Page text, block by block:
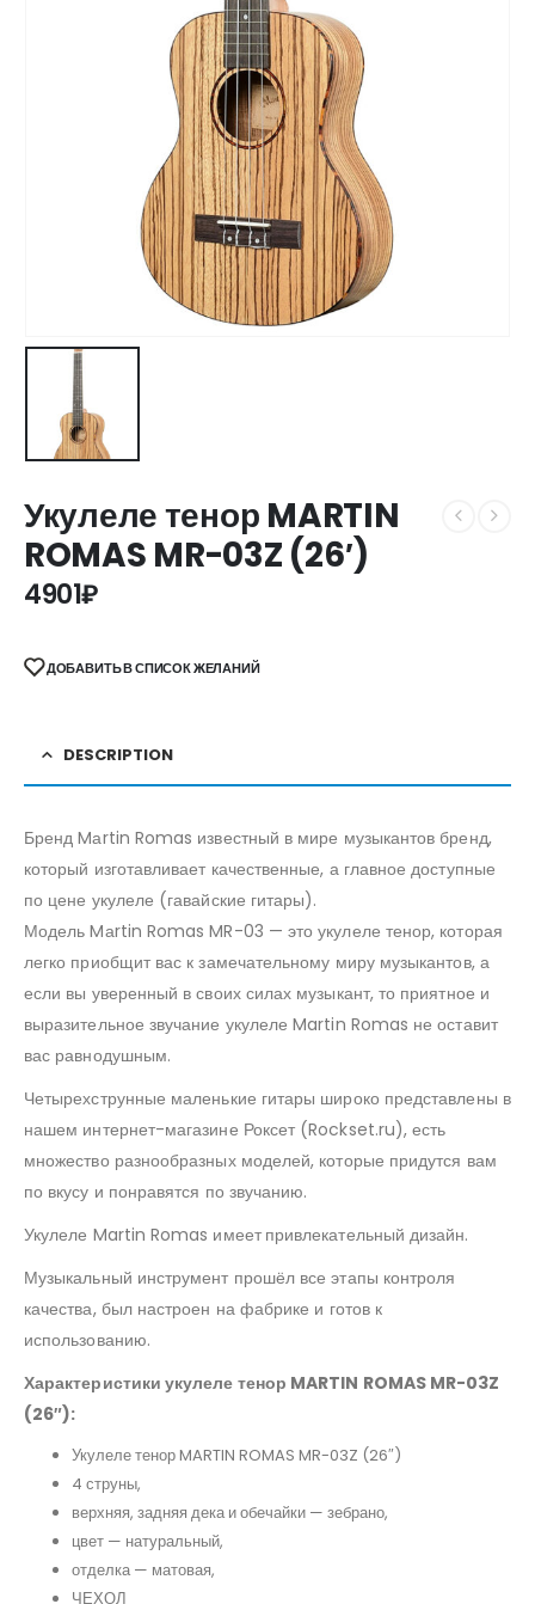
Укулеле тенор MARTIN
ROMAS MR-03Z (26′)
4901₽
ДОБАВИТЬ В СПИСОК ЖЕЛАНИЙ
DESCRIPTION
Бренд Mаrtin Romas известный в мире музыкантов бренд,
который изготавливает качественные, а главное доступные
по цене укулеле (гавайские гитары).
Модель Mаrtin Romas MR-03 — это укулеле тенор, которая
легко приобщит вас к замечательному миру музыкантов, а
если вы уверенный в своих силах музыкант, то приятное и
выразительное звучание укулеле Martin Romas не оставит
вас равнодушным.
Четырехструнные маленькие гитары широко представлены в
нашем интернет-магазине Роксет (Rockset.ru), есть
множество разнообразных моделей, которые придутся вам
по вкусу и понравятся по звучанию.
Укулеле Martin Romas имеет привлекательный дизайн.
Музыкальный инструмент прошёл все этапы контроля
качества, был настроен на фабрике и готов к
использованию.
Характеристики укулеле тенор MARTIN ROMAS MR-03Z
(26″):
Укулеле тенор MARTIN ROMAS MR-03Z (26″)
4 струны,
верхняя, задняя дека и обечайки — зебрано,
цвет — натуральный,
отделка — матовая,
ЧЕХОЛ